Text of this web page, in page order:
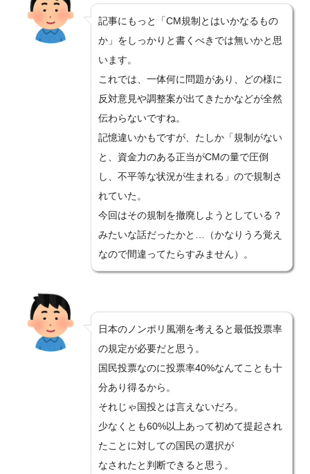
記事にもっと「CM規制とはいかなるもの
か」をしっかりと書くべきでは無いかと思
います。
これでは、一体何に問題があり、どの様に
反対意見や調整案が出てきたかなどが全然
伝わらないですね。
記憶違いかもですが、たしか「規制がない
と、資金力のある正当がCMの量で圧倒
し、不平等な状況が生まれる」ので規制さ
れていた。
今回はその規制を撤廃しようとしている？
みたいな話だったかと…（かなりうろ覚え
なので間違ってたらすみません）。
日本のノンポリ風潮を考えると最低投票率
の規定が必要だと思う。
国民投票なのに投票率40%なんてことも十
分あり得るから。
それじゃ国投とは言えないだろ。
少なくとも60%以上あって初めて提起され
たことに対しての国民の選択が
なされたと判断できると思う。